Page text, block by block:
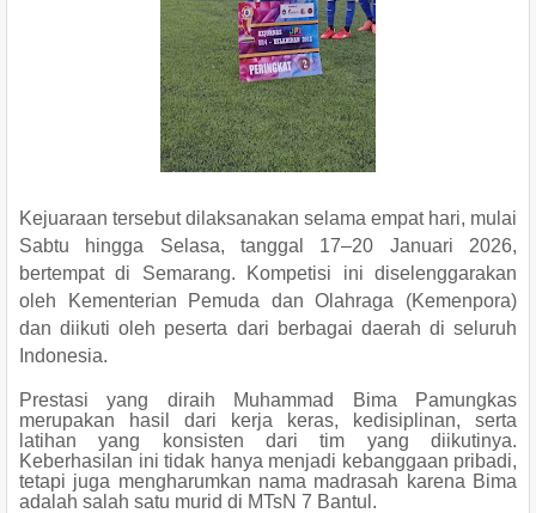
Kejuaraan tersebut dilaksanakan selama empat hari, mulai
Sabtu hingga Selasa, tanggal 17–20 Januari 2026,
bertempat di Semarang. Kompetisi ini diselenggarakan
oleh Kementerian Pemuda dan Olahraga (Kemenpora)
dan diikuti oleh peserta dari berbagai daerah di seluruh
Indonesia.
Prestasi yang diraih Muhammad Bima Pamungkas
merupakan hasil dari kerja keras, kedisiplinan, serta
latihan yang konsisten dari tim yang diikutinya.
Keberhasilan ini tidak hanya menjadi kebanggaan pribadi,
tetapi juga mengharumkan nama madrasah karena Bima
adalah salah satu murid di MTsN 7 Bantul.